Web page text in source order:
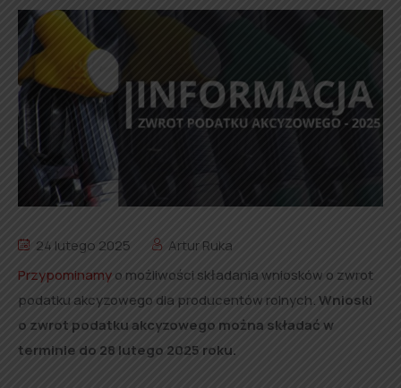
24 lutego 2025
Artur Ruka
Przypominamyo możliwości składania wniosków o zwrot
podatku akcyzowego dla producentów rolnych.Wnioski
o zwrot podatku akcyzowego można składać w
terminie do 28 lutego 2025 roku.